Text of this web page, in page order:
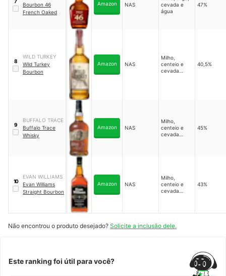
7
Bourbon 46
French Oaked
Amazon NAS
cevada e
água
47%
8
WILD TURKEY
Wild Turkey
Bourbon
Amazon NAS
Milho,
centeio e
cevada
40,5%
9
BUFFALO TRACE
Buffalo Trace
Whisky
Amazon NAS
Milho,
centeio e
cevada
45%
10
EVAN WILLIAMS
Evan Williams
Straight Bourbon
Amazon NAS
Milho,
centeio e
cevada
43%
Não encontrou o produto desejado? Solicite a inclusão dele.
Este ranking foi útil para você?